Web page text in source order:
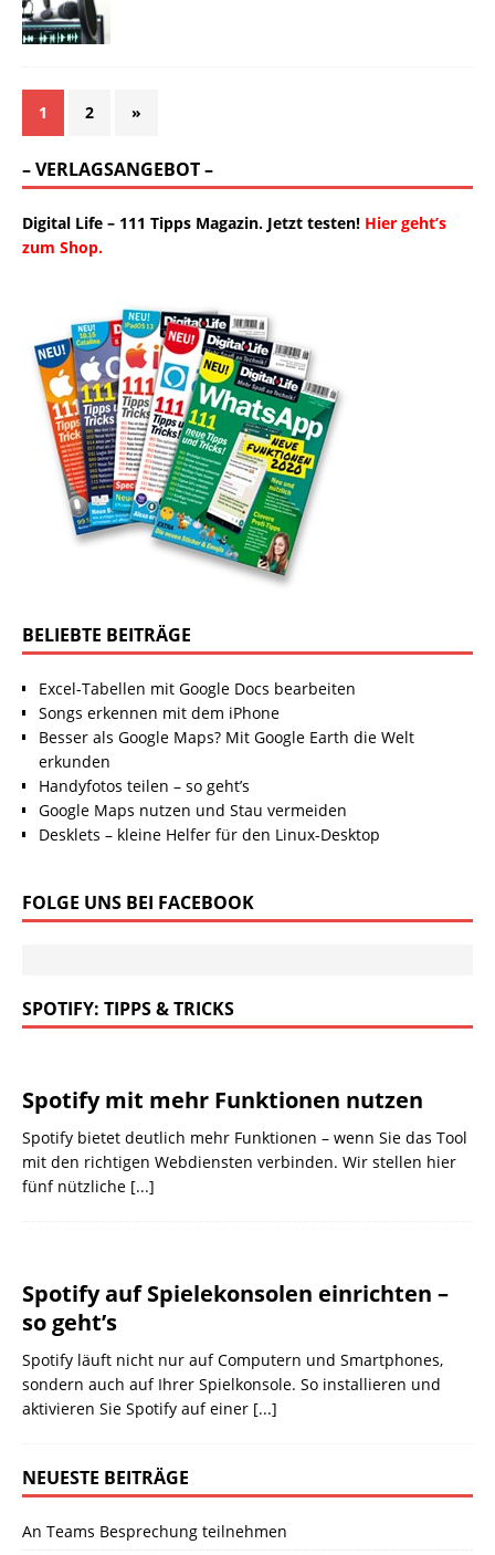
1 2 »
– VERLAGSANGEBOT –
Digital Life – 111 Tipps Magazin. Jetzt testen! Hier geht’s
zum Shop.
BELIEBTE BEITRÄGE
Excel-Tabellen mit Google Docs bearbeiten
Songs erkennen mit dem iPhone
Besser als Google Maps? Mit Google Earth die Welt
erkunden
Handyfotos teilen – so geht’s
Google Maps nutzen und Stau vermeiden
Desklets – kleine Helfer für den Linux-Desktop
FOLGE UNS BEI FACEBOOK
SPOTIFY: TIPPS & TRICKS
Spotify mit mehr Funktionen nutzen
Spotify bietet deutlich mehr Funktionen – wenn Sie das Tool
mit den richtigen Webdiensten verbinden. Wir stellen hier
fünf nützliche [...]
Spotify auf Spielekonsolen einrichten –
so geht’s
Spotify läuft nicht nur auf Computern und Smartphones,
sondern auch auf Ihrer Spielkonsole. So installieren und
aktivieren Sie Spotify auf einer [...]
NEUESTE BEITRÄGE
An Teams Besprechung teilnehmen